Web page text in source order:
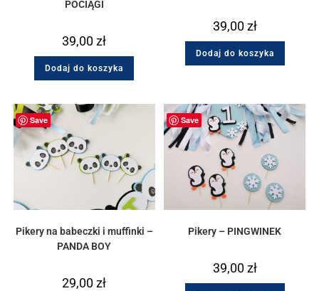
POCIĄGI
39,00zł
Dodaj do koszyka
39,00zł
Dodaj do koszyka
Save
Pikery na babeczki i muffinki –
PANDA BOY
29,00zł
Save
Pikery – PINGWINEK
39,00zł